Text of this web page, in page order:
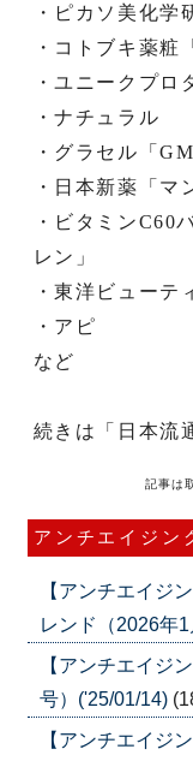
・ピカソ美化学
・コトブキ薬粧
・ユニークプロ
・ナチュラル
・グラセル「
・日本新薬「マ
・ビタミンC60
レン」
・東洋ビューテ
・アピ
など
続きは「日本流
記事は
アンチエイジン
【アンチエイジ
レンド（2026年
【アンチエイジ
号）('25/01/14)
【アンチエイジ